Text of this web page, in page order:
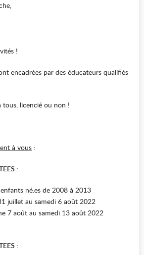
!
encadrées par des éducateurs qualifiés
tous, licencié ou non !
à vous :
:
né.es de 2008 à 2013
juillet au samedi 6 août 2022
7 août au samedi 13 août 2022
: